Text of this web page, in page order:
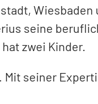
seine
zwei Kinder.
seiner